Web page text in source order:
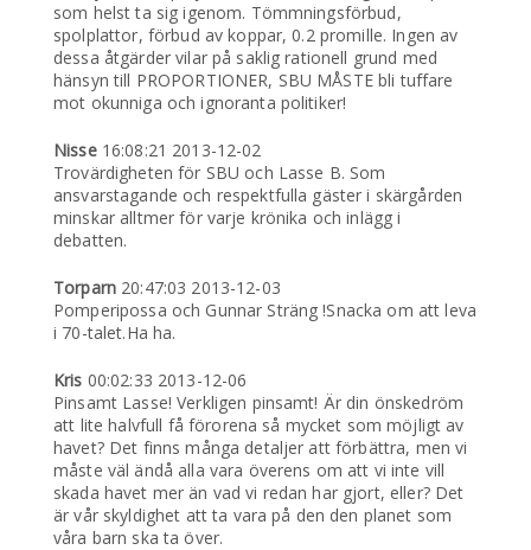
som helst ta sig igenom. Tömmningsförbud,
spolplattor, förbud av koppar, 0.2 promille. Ingen av
dessa åtgärder vilar på saklig rationell grund med
hänsyn till PROPORTIONER, SBU MÅSTE bli tuffare
mot okunniga och ignoranta politiker!
Nisse16:08:21 2013-12-02
Trovärdigheten för SBU och Lasse B. Som
ansvarstagande och respektfulla gäster i skärgården
minskar alltmer för varje krönika och inlägg i
debatten.
Torparn20:47:03 2013-12-03
Pomperipossa och Gunnar Sträng !Snacka om att leva
i 70-talet.Ha ha.
Kris 00:02:33 2013-12-06
Pinsamt Lasse! Verkligen pinsamt! Är din önskedröm
att lite halvfull få förorena så mycket som möjligt av
havet? Det finns många detaljer att förbättra, men vi
måste väl ändå alla vara överens om att vi inte vill
skada havet mer än vad vi redan har gjort, eller? Det
är vår skyldighet att ta vara på den den planet som
våra barn ska ta över.